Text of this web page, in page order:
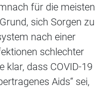
für die meisten
sich Sorgen zu
nach einer
schlechter
klar, dass COVID-19
Aids“ sei,